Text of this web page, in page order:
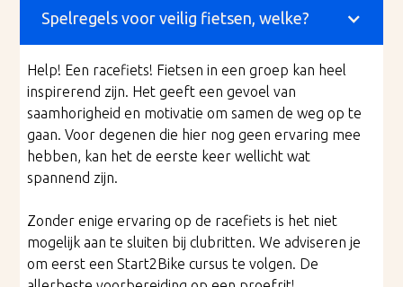
Spelregels voor veilig fietsen, welke?
Help! Een racefiets! Fietsen in een groep kan heel
inspirerend zijn. Het geeft een gevoel van
saamhorigheid en motivatie om samen de weg op te
gaan. Voor degenen die hier nog geen ervaring mee
hebben, kan het de eerste keer wellicht wat
spannend zijn.
Zonder enige ervaring op de racefiets is het niet
mogelijk aan te sluiten bij clubritten. We adviseren je
om eerst een Start2Bike cursus te volgen. De